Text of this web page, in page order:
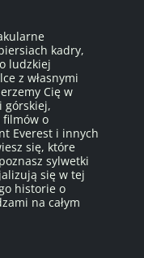
kadry,
ludzkiej
z własnymi
Cię w
górskiej,
o
Everest i innych
się, które
sylwetki
się w tej
historie o
na całym